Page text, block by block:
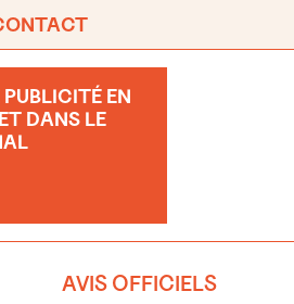
EN
DANS LE
AVIS OFFICIELS